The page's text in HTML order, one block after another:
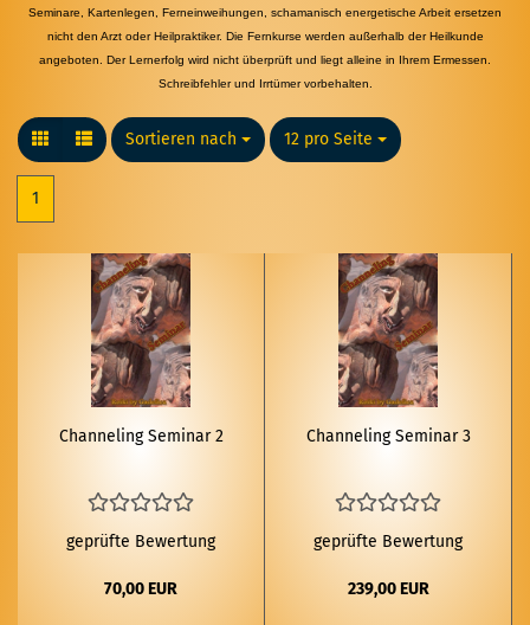
Seminare, Kartenlegen, Ferneinweihungen, schamanisch energetische Arbeit ersetzen
nicht den Arzt oder Heilpraktiker. Die Fernkurse werden außerhalb der Heilkunde
angeboten.
Der Lernerfolg wird nicht überprüft und liegt alleine in Ihrem Ermessen.
Schreibfehler und Irrtümer vorbehalten.
Sortieren nach
Sortieren nach 12 pro Seite
pro Seite
1
Chan­ne­ling Se­mi­nar 2
geprüfte Bewertung
70,00 EUR
Chan­ne­ling Se­mi­nar 3
geprüfte Bewertung
239,00 EUR